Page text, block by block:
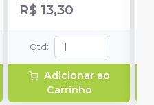
R$ 13,30
Qtd :
Adicionar ao
Carrinho